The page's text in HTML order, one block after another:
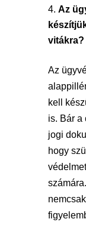
Az
vitákra?
Az
kell
is. Bár a
jogi
hogy